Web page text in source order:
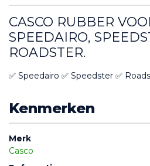
CASCO RUBBER
SPEEDAIRO,
ROADSTER.
✅ Speedairo ✅ Speedster ✅
Kenmerken
Merk
Casco